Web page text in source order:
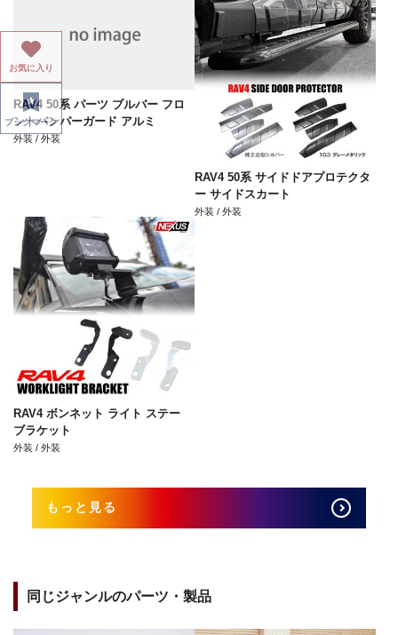
RAV4 50系 パーツ ブルバー フロ
ントバンパーガード アルミ
外装 / 外装
RAV4 50系 サイドドアプロテクタ
ー サイドスカート
外装 / 外装
RAV4 ボンネット ライト ステー
ブラケット
外装 / 外装
もっと見る
同じジャンルのパーツ・製品
お気に入り
ブックマーク